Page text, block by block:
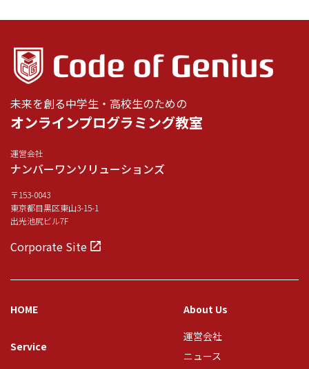
未来を創る中学生・高校生のための
オンラインプログラミング教室
運営会社
ナンバーワンソリューションズ
〒153-0043
東京都目黒区東山3-15-1
出光池尻ビル7F
Corporate Site
HOME
Service
About Us
運営会社
ニュース